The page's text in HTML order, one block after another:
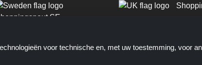
SE
voor technische en, met uw toestemming, voor